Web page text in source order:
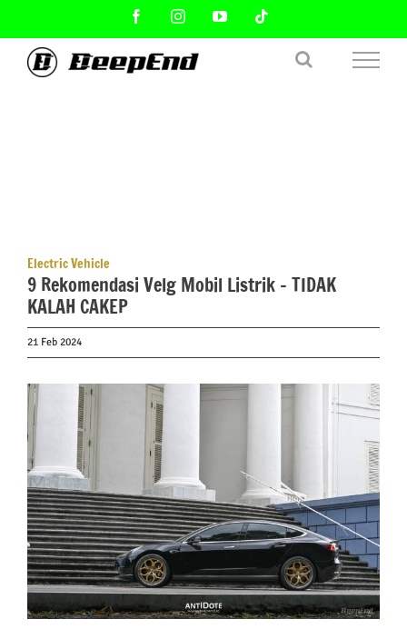
content
FacebookInstagramYouTube
Electric Vehicle
9 Rekomendasi Velg Mobil Listrik – TIDAK
KALAH CAKEP
21 Feb 2024
View
Larger
Image